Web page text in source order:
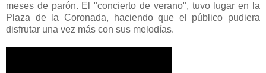
meses de parón. El "concierto de verano", tuvo lugar en la
Plaza de la Coronada, haciendo que el público pudiera
disfrutar una vez más con sus melodías.